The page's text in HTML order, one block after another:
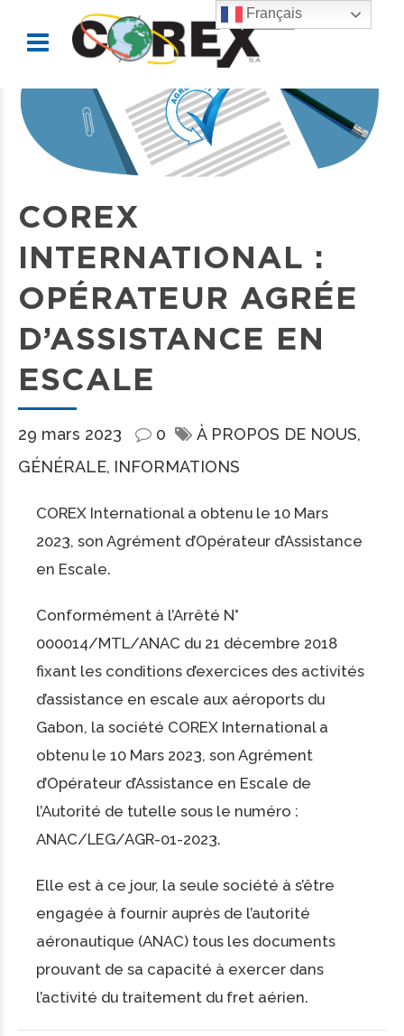
COREX
INTERNATIONAL :
OPÉRATEUR AGRÉE
D’ASSISTANCE EN
ESCALE
29 mars 2023 0
À PROPOS DE NOUS
GÉNÉRALE INFORMATIONS
COREX International a obtenu le 10 Mars
2023, son Agrément d’Opérateur d’Assistance
en Escale.
Conformément à l’Arrêté N°
000014/MTL/ANAC du 21 décembre 2018
fixant les conditions d’exercices des activités
d’assistance en escale aux aéroports du
Gabon, la société COREX International a
obtenu le 10 Mars 2023, son Agrément
d’Opérateur d’Assistance en Escale de
l’Autorité de tutelle sous le numéro :
ANAC/LEG/AGR-01-2023.
Elle est à ce jour, la seule société à s’être
engagée à fournir auprès de l’autorité
aéronautique (ANAC) tous les documents
prouvant de sa capacité à exercer dans
l’activité du traitement du fret aérien.
Français